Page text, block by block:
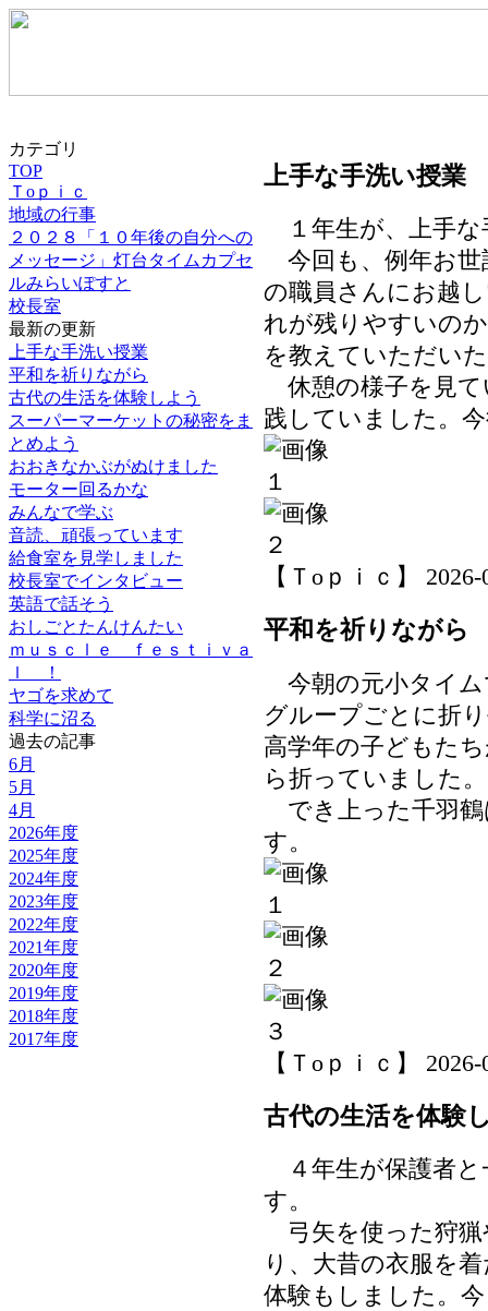
カテゴリ
TOP
Ｔoｐｉｃ
地域の行事
２０２８「１０年後の自分への
メッセージ」灯台タイムカプセ
ルみらいぽすと
校長室
最新の更新
上手な手洗い授業
平和を祈りながら
古代の生活を体験しよう
スーパーマーケットの秘密をま
とめよう
おおきなかぶがぬけました
モーター回るかな
みんなで学ぶ
音読、頑張っています
給食室を見学しました
校長室でインタビュー
英語で話そう
おしごとたんけんたい
ｍｕｓｃｌｅ ｆｅｓｔｉｖａ
ｌ ！
ヤゴを求めて
科学に沼る
過去の記事
6月
5月
4月
2026年度
2025年度
2024年度
2023年度
2022年度
2021年度
2020年度
2019年度
2018年度
2017年度
上手な手洗い授業
１年生が、上手な
今回も、例年お世
の職員さんにお越
れが残りやすいの
を教えていただい
休憩の様子を見て
践していました。
【Ｔoｐｉｃ】
平和を祈りながら
今朝の元小タイム
グループごとに折
高学年の子どもた
ら折っていました。
でき上った千羽鶴
す。
【Ｔoｐｉｃ】
古代の生活を体験
４年生が保護者と
す。
弓矢を使った狩猟
り、大昔の衣服を
体験もしました。